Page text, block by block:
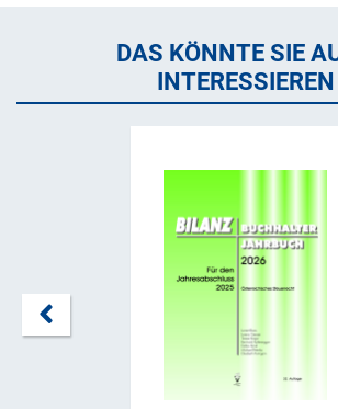
DAS KÖNNTE SIE
INTERESSIEREN